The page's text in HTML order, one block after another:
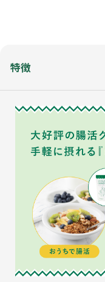
特徴